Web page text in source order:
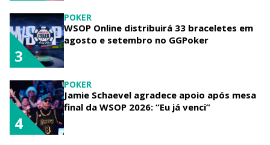
POKER
WSOP Online distribuirá 33 braceletes em
agosto e setembro no GGPoker
3
POKER
Jamie Schaevel agradece apoio após mesa
final da WSOP 2026: “Eu já venci”
4